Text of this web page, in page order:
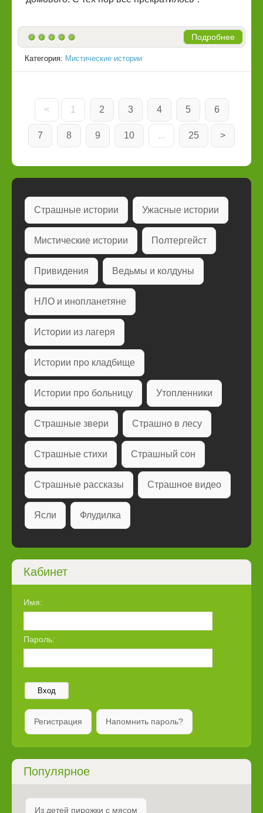
Подробнее
Категория: Мистические истории
< 1 2 3 4 5 6
7 8 9 10 ... 25 >
Страшные истории Ужасные истории
Мистические истории Полтергейст
Привидения Ведьмы и колдуны
НЛО и инопланетяне
Истории из лагеря
Истории про кладбище
Истории про больницу Утопленники
Страшные звери Страшно в лесу
Страшные стихи Страшный сон
Страшные рассказы Страшное видео
Ясли Флудилка
Кабинет
Имя:
Пароль:
Вход
Регистрация Напомнить пароль?
Популярное
Из детей пирожки с мясом